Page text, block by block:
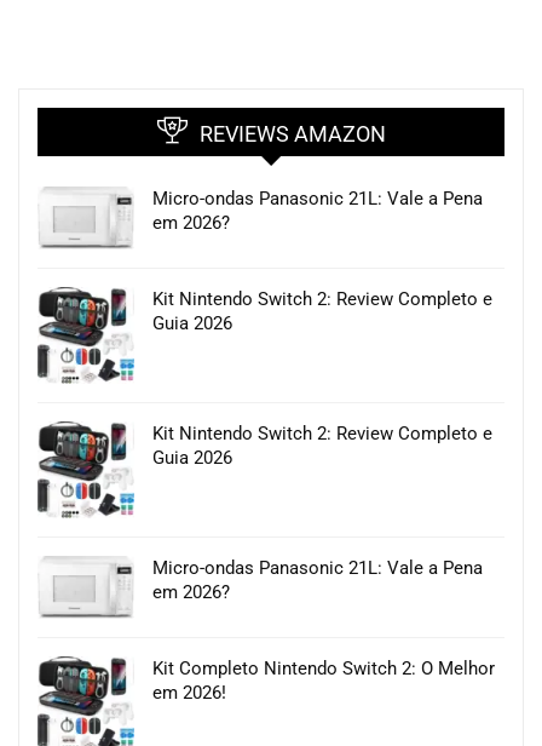
REVIEWS AMAZON
Micro-ondas Panasonic 21L: Vale a Pena
em 2026?
Kit Nintendo Switch 2: Review Completo e
Guia 2026
Kit Nintendo Switch 2: Review Completo e
Guia 2026
Micro-ondas Panasonic 21L: Vale a Pena
em 2026?
Kit Completo Nintendo Switch 2: O Melhor
em 2026!